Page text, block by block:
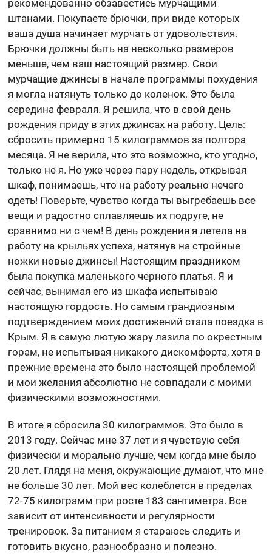
рекомендованно обзавестись мурчащими
штанами. Покупаете брючки, при виде которых
ваша душа начинает мурчать от удовольствия.
Брючки должны быть на несколько размеров
меньше, чем ваш настоящий размер. Свои
мурчащие джинсы в начале программы похудения
я могла натянуть только до коленок. Это была
середина февраля. Я решила, что в свой день
рождения приду в этих джинсах на работу. Цель:
сбросить примерно 15 килограммов за полтора
месяца. Я не верила, что это возможно, кто угодно,
только не я. Но уже через пару недель, открывая
шкаф, понимаешь, что на работу реально нечего
одеть! Поверьте, чувство когда ты выгребаешь все
вещи и радостно сплавляешь их подруге, не
сравнимо ни с чем! В день рождения я летела на
работу на крыльях успеха, натянув на стройные
ножки новые джинсы! Настоящим праздником
была покупка маленького черного платья. Я и
сейчас, вынимая его из шкафа испытываю
настоящую гордость. Но самым грандиозным
подтверждением моих достижений стала поездка в
Крым. Я в самую лютую жару лазила по окрестным
горам, не испытывая никакого дискомфорта, хотя в
прежние времена это было настоящей проблемой
и мои желания абсолютно не совпадали с моими
физическими возможностями.
В итоге я сбросила 30 килограммов. Это было в
2013 году. Сейчас мне 37 лет и я чувствую себя
физически и морально лучше, чем когда мне было
20 лет. Глядя на меня, окружающие думают, что мне
не больше 30 лет. Мой вес колеблется в пределах
72-75 килограмм при росте 183 сантиметра. Все
зависит от интенсивности и регулярности
тренировок. За питанием я стараюсь следить и
готовить вкусно, разнообразно и полезно.